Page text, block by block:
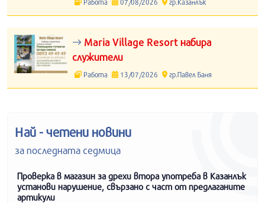
Maria Village Resort набира
служители
Работа 13/07/2026 гр.Павел Баня
Най - четени новини
за последната седмица
Проверка в магазин за дрехи втора употреба в Казанлък
установи нарушение, свързано с част от предлаганите
артикули